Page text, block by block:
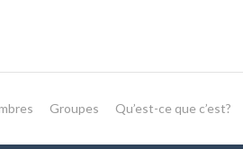
Groupes Qu’est-ce que c’est?